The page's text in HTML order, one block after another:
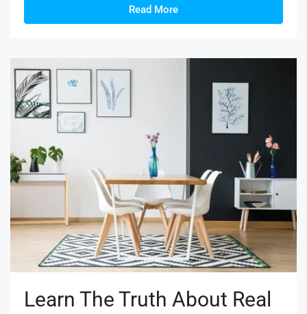
Read More
Learn The Truth About Real